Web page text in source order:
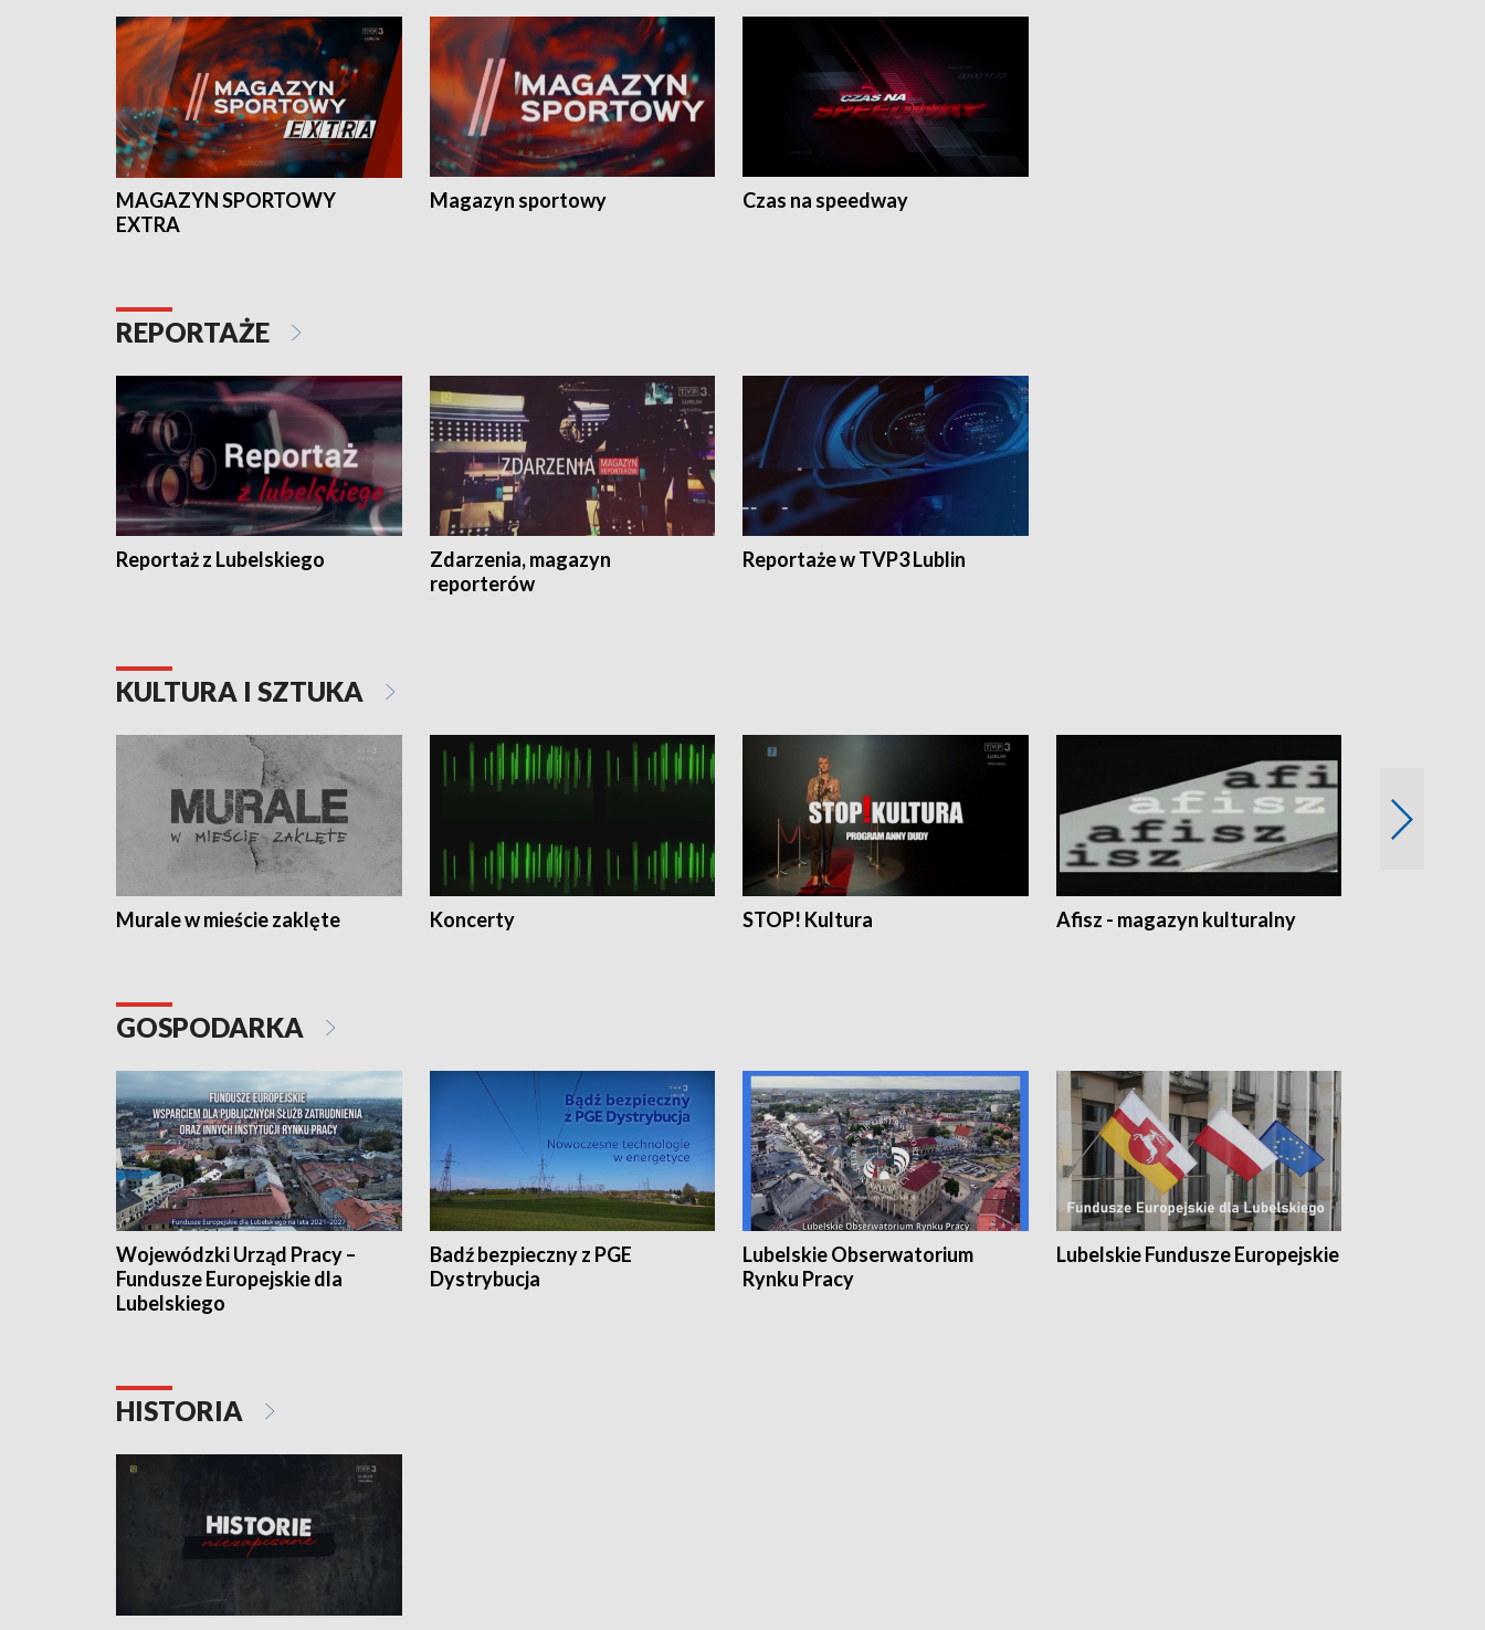
MAGAZYN SPORTOWY
EXTRA
Magazyn sportowy Czas na speedway
REPORTAŻE
Reportaż z Lubelskiego
Zdarzenia, magazyn
reporterów
Reportaże w TVP3 Lublin
KULTURA I SZTUKA
Murale w mieście zaklęte Koncerty STOP! Kultura Afisz - magazyn kulturalny
GOSPODARKA
Wojewódzki Urząd Pracy –
Fundusze Europejskie dla
Lubelskiego
Badź bezpieczny z PGE
Dystrybucja
Lubelskie Obserwatorium
Rynku Pracy
Lubelskie Fundusze Europejskie
HISTORIA